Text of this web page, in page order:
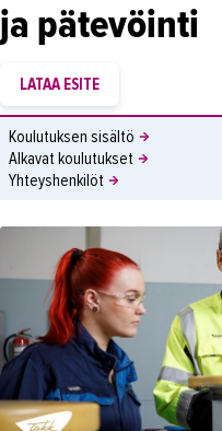
AJANKOHTAISTA
YHTEYSTIEDOT
IN ENGLISH
ja pätevöinti
Koulutuksen sisältö
Alkavat koulutukset
Yhteyshenkilöt